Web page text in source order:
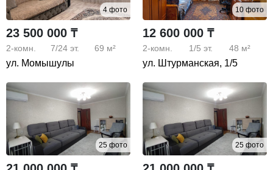
4 фото
23 500 000 ₸
2-комн. 7/24 эт. 69 м²
ул. Момышулы
10 фото
12 600 000 ₸
2-комн. 1/5 эт. 48 м²
ул. Штурманская, 1/5
25 фото 25 фото